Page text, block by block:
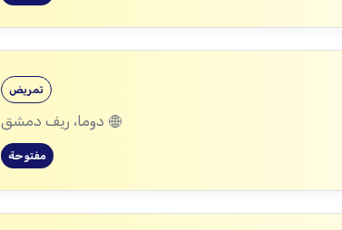
تمريض
دوما، ريف دمشق
مفتوحة